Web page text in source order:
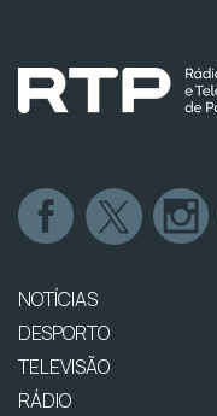
NOTÍCIAS
DESPORTO
TELEVISÃO
RÁDIO